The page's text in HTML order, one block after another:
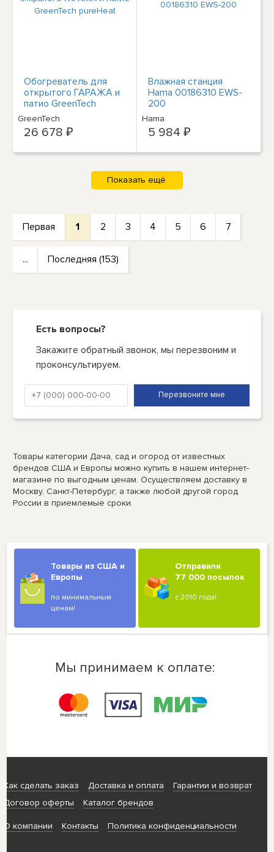
Обогреватель для
открытого ГАРАЖА и
патио GreenTech
pureHeat
GreenTech
26 678 ₽
Влажная станция
Hama 00186310 EWS-
200
Hama
5 984 ₽
Первая 1 2 3 4 5 6 7
... Последняя (153)
Есть вопросы?
Закажите обратный звонок, мы перезвоним и
проконсультируем.
Товары категории Дача, сад и огород от известных
брендов США и Европы можно купить в нашем интернет-
магазине по выгодным ценам. Осуществляем доставку в
Москву, Санкт-Петербург, а также любой другой город
России в приемлемые сроки.
Товары из США и
Европы
по минимальным
ценам!
Отправили
77 000 посылок
с 2010 года!
Мы принимаем к оплате:
Как сделать заказ Доставка и оплата
Гарантии и возврат
Договор оферты
Каталог брендов
О компании Контакты Политика конфиденциальности